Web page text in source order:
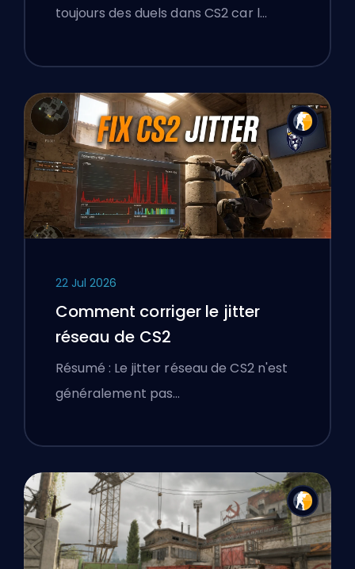
toujours des duels dans CS2 car l…
22 Jul 2026
Comment corriger le jitter
réseau de CS2
Résumé : Le jitter réseau de CS2 n'est
généralement pas…